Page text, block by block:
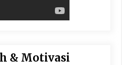
& Motivasi